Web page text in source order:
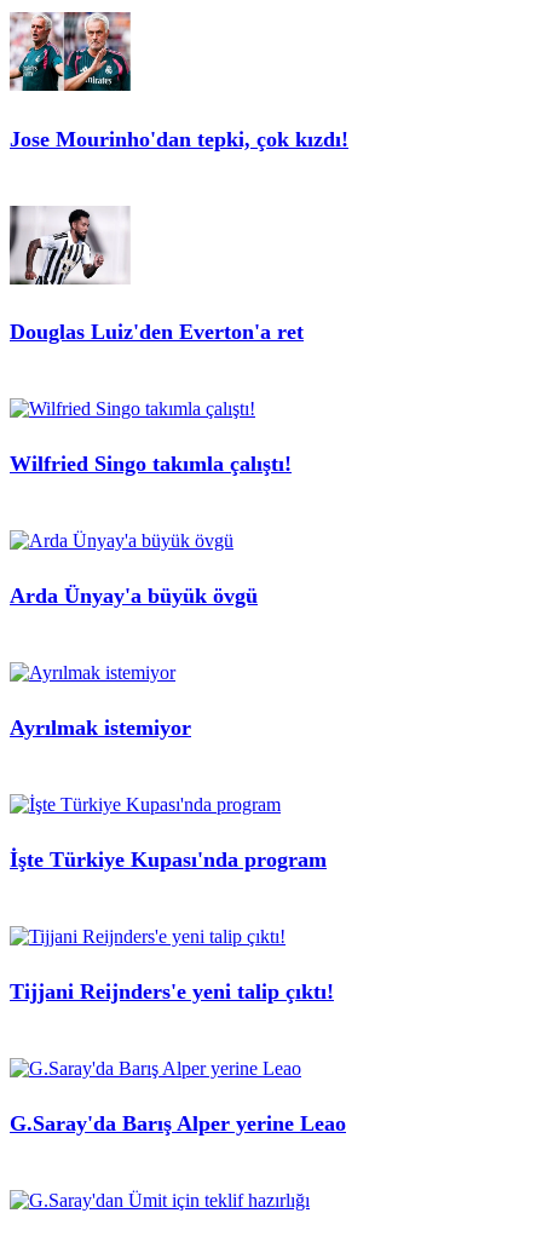
Jose Mourinho'dan tepki, çok kızdı!
Douglas Luiz'den Everton'a ret
Wilfried Singo takımla çalıştı!
Arda Ünyay'a büyük övgü
Ayrılmak istemiyor
İşte Türkiye Kupası'nda program
Tijjani Reijnders'e yeni talip çıktı!
G.Saray'da Barış Alper yerine Leao